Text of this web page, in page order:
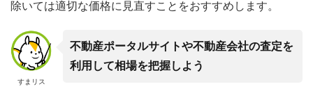
除いては適切な価格に見直すことをおすすめします。
すまリス
不動産ポータルサイトや不動産会社の査定を
利用して相場を把握しよう